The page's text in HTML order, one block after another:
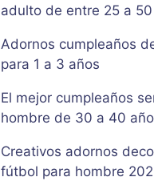
adulto de entre 25 a
Adornos cumpleaños
para 1 a 3 años
El mejor cumpleaños
hombre de 30 a 40
Creativos adornos
fútbol para hombre